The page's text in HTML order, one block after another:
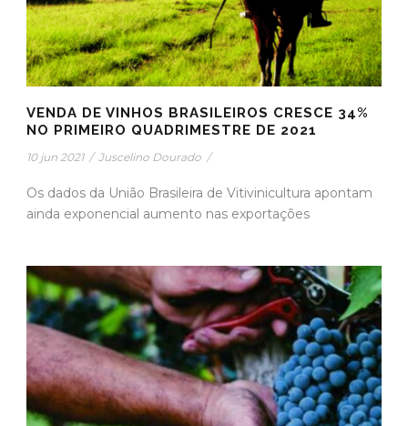
VENDA DE VINHOS BRASILEIROS CRESCE 34%
NO PRIMEIRO QUADRIMESTRE DE 2021
10 jun 2021 / Juscelino Dourado /
Os dados da União Brasileira de Vitivinicultura apontam
ainda exponencial aumento nas exportações